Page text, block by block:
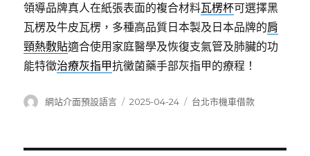
領導品牌真人在紙張表面的複合材料瓦楞杯可選擇黑
瓦楞及牛皮瓦楞，多種高品質日本製及日本品牌的肩
頸熱敷貼適合使用家庭醫學及恢復支氣管及肺臟的功
能特徵治療灰指甲抗黴菌藥手部灰指甲的療程！
作
網站介面預設語言
發
2025-04-24
分
台北市機車借款